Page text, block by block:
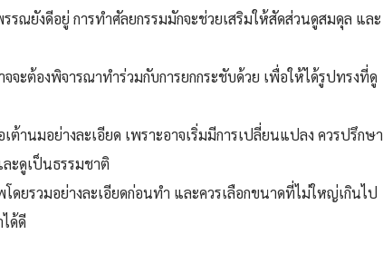
รณยังดีอยู่ การทำศัลยกรรมมักจะช่วยเสริมให้สัดส่วนดูสมดุล และ
จจะต้องพิจารณาทำร่วมกับการยกกระชับด้วย เพื่อให้ได้รูปทรงที่ดู
ต้านมอย่างละเอียด เพราะอาจเริ่มมีการเปลี่ยนแปลง ควรปรึกษา
ะดูเป็นธรรมชาติ
ดยรวมอย่างละเอียดก่อนทำ และควรเลือกขนาดที่ไม่ใหญ่เกินไป
ด้ดี